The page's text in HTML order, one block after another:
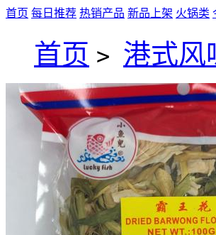
首页 每日推荐 热销产品 新品上架 火锅类
首页 > 港式风